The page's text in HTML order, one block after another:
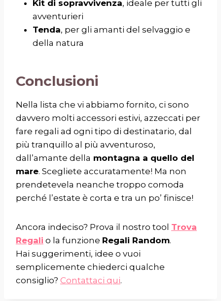
Kit di sopravvivenza, ideale per tutti gli
avventurieri
Tenda, per gli amanti del selvaggio e
della natura
Conclusioni
Nella lista che vi abbiamo fornito, ci sono
davvero molti accessori estivi, azzeccati per
fare regali ad ogni tipo di destinatario, dal
più tranquillo al più avventuroso,
dall’amante della montagna a quello del
mare. Scegliete accuratamente! Ma non
prendetevela neanche troppo comoda
perché l’estate è corta e tra un po’ finisce!
Ancora indeciso? Prova il nostro tool Trova
Regali o la funzione Regali Random.
Hai suggerimenti, idee o vuoi
semplicemente chiederci qualche
consiglio? Contattaci qui.